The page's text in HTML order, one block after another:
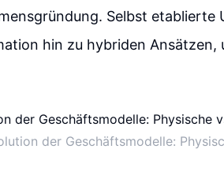
Selbst
hin zu hybriden
der Geschäftsmodelle: